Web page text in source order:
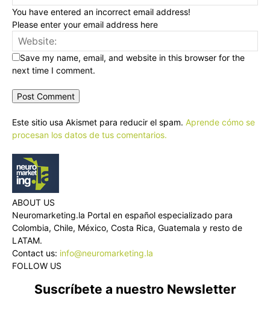
You have entered an incorrect email address!
Please enter your email address here
Save my name, email, and website in this browser for the
next time I comment.
Este sitio usa Akismet para reducir el spam. Aprende cómo se
procesan los datos de tus comentarios.
ABOUT US
Neuromarketing.la Portal en español especializado para
Colombia, Chile, México, Costa Rica, Guatemala y resto de
LATAM.
Contact us: info@neuromarketing.la
FOLLOW US
Suscríbete a nuestro Newsletter